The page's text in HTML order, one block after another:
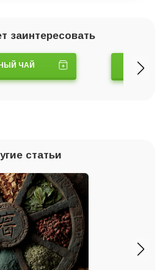
заинтересовать
ЧАЙ
статьи